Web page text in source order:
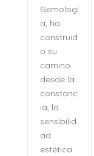
Gemologí
a, ha
construid
o su
camino
desde la
constanc
ia, la
sensibilid
ad
estética